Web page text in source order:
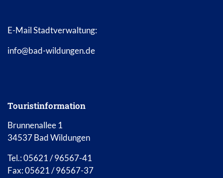
E-Mail Stadtverwaltung:
info@bad-wildungen.de
Touristinformation
Brunnenallee 1
34537 Bad Wildungen
Tel.: 05621 / 96567-41
Fax: 05621 / 96567-37